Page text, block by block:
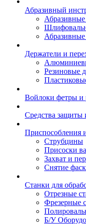
Абразивный
Держатели и
Резиновые
Войлоки фетры и
Средства защиты
Приспособления
Струбцины
Присоски
Захват и
Снятие
Станки для
Отрезные
Фрезерные
Б/У